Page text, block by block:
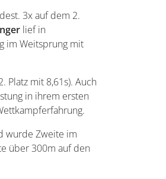
3x auf dem 2.
lief in
im Weitsprung mit
Platz mit 8,61s). Auch
in ihrem ersten
wurde Zweite im
über 300m auf den